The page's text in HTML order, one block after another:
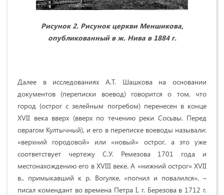
Рисунок 2. Рисунок церкви Меншикова,
опубликованный в ж. Нива в 1884 г.
Далее в исследованиях А.Т. Шашкова на основании
документов (переписки воевод) говорится о том, что
город (острог с зелейным погребом) перенесен в конце
XVII века вверх (вверх по течению реки Сосьвы. Перед
оврагом Култычный), и его в переписке воеводы называли:
«верхний городовой» или «новый» острог, а это уже
соответствует чертежу С.У. Ремезова 1701 года и
местонахождению его в ХVIII веке. А «нижний острог» ХVII
в., примыкавший к р. Вогулке, «погнил и повалился», –
писал комендант во времена Петра I, г. Березова в 1712 г.